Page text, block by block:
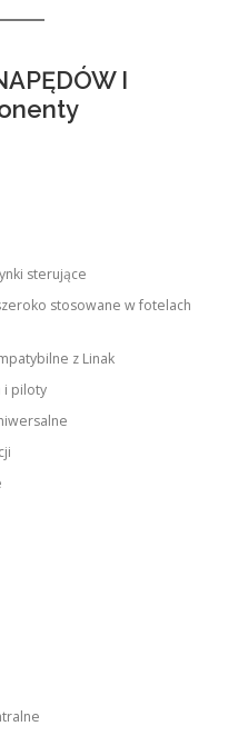
I
sterujące
stosowane w fotelach
z Linak
i piloty